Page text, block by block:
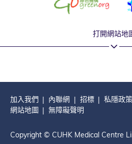
打開網站地
加入我們 內聯網 招標 私隱政策
網站地圖
無障礙聲明
Copyright © CUHK Medical Centre